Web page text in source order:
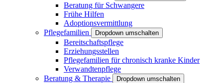
Beratung für Schwangere
Frühe Hilfen
Adoptionsvermittlung
Pflegefamilien
Dropdown umschalten
Bereitschaftspflege
Erziehungsstellen
Pflegefamilien für chronisch kranke Kinder
Verwandtenpflege
Beratung & Therapie
Dropdown umschalten